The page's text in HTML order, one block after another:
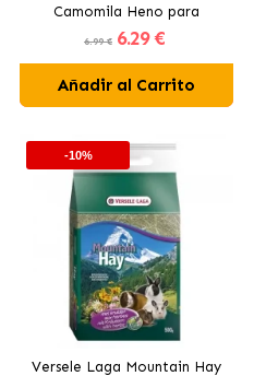
Camomila Heno para
Pequeños Mamíferos
6.99 € 6.29 €
Añadir al Carrito
-10%
Versele Laga Mountain Hay